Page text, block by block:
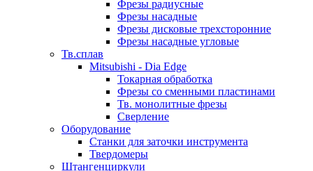
Фрезы радиусные
Фрезы насадные
Фрезы дисковые трехсторонние
Фрезы насадные угловые
Тв.сплав
Mitsubishi - Dia Edge
Токарная обработка
Фрезы со сменными пластинами
Тв. монолитные фрезы
Сверление
Оборудование
Станки для заточки инструмента
Твердомеры
Штангенциркули